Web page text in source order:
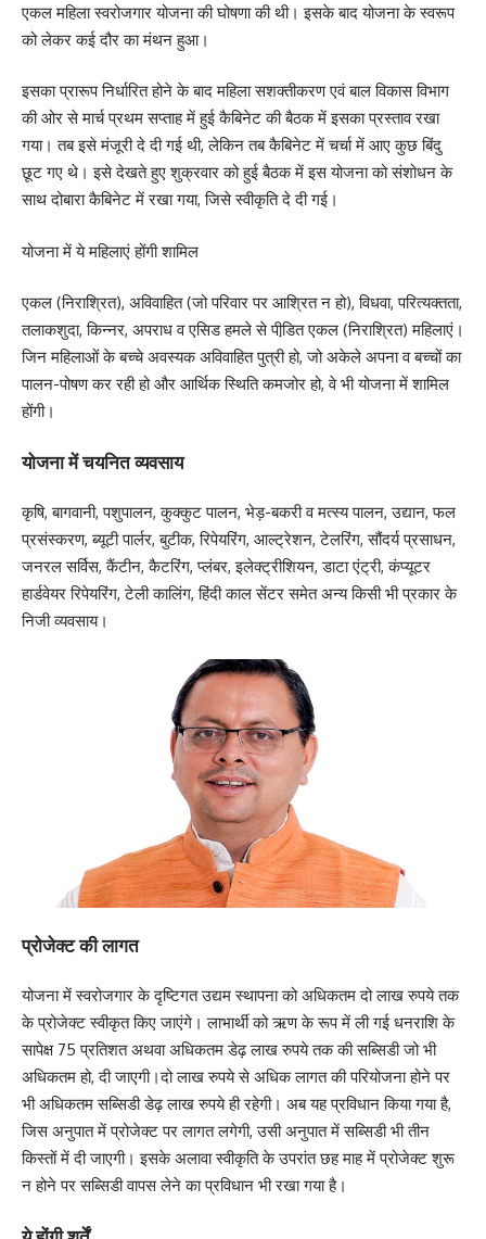
एकल महिला स्वरोजगार योजना की घोषणा की थी। इसके बाद योजना के स्वरूप
को लेकर कई दौर का मंथन हुआ।
इसका प्रारूप निर्धारित होने के बाद महिला सशक्तीकरण एवं बाल विकास विभाग
की ओर से मार्च प्रथम सप्ताह में हुई कैबिनेट की बैठक में इसका प्रस्ताव रखा
गया। तब इसे मंजूरी दे दी गई थी, लेकिन तब कैबिनेट में चर्चा में आए कुछ बिंदु
छूट गए थे। इसे देखते हुए शुक्रवार को हुई बैठक में इस योजना को संशोधन के
साथ दोबारा कैबिनेट में रखा गया, जिसे स्वीकृति दे दी गई।
योजना में ये महिलाएं होंगी शामिल
एकल (निराश्रित), अविवाहित (जो परिवार पर आश्रित न हो), विधवा, परित्यक्तता,
तलाकशुदा, किन्नर, अपराध व एसिड हमले से पीडि़त एकल (निराश्रित) महिलाएं।
जिन महिलाओं के बच्चे अवस्यक अविवाहित पुत्री हो, जो अकेले अपना व बच्चों का
पालन-पोषण कर रही हो और आर्थिक स्थिति कमजोर हो, वे भी योजना में शामिल
होंगी।
योजना में चयनित व्यवसाय
कृषि, बागवानी, पशुपालन, कुक्कुट पालन, भेड़-बकरी व मत्स्य पालन, उद्यान, फल
प्रसंस्करण, ब्यूटी पार्लर, बुटीक, रिपेयरिंग, आल्ट्रेशन, टेलरिंग, सौंदर्य प्रसाधन,
जनरल सर्विस, कैंटीन, कैटरिंग, प्लंबर, इलेक्ट्रीशियन, डाटा एंट्री, कंप्यूटर
हार्डवेयर रिपेयरिंग, टेली कालिंग, हिंदी काल सेंटर समेत अन्य किसी भी प्रकार के
निजी व्यवसाय।
प्रोजेक्ट की लागत
योजना में स्वरोजगार के दृष्टिगत उद्यम स्थापना को अधिकतम दो लाख रुपये तक
के प्रोजेक्ट स्वीकृत किए जाएंगे। लाभार्थी को ऋण के रूप में ली गई धनराशि के
सापेक्ष 75 प्रतिशत अथवा अधिकतम डेढ़ लाख रुपये तक की सब्सिडी जो भी
अधिकतम हो, दी जाएगी।दो लाख रुपये से अधिक लागत की परियोजना होने पर
भी अधिकतम सब्सिडी डेढ़ लाख रुपये ही रहेगी। अब यह प्रविधान किया गया है,
जिस अनुपात में प्रोजेक्ट पर लागत लगेगी, उसी अनुपात में सब्सिडी भी तीन
किस्तों में दी जाएगी। इसके अलावा स्वीकृति के उपरांत छह माह में प्रोजेक्ट शुरू
न होने पर सब्सिडी वापस लेने का प्रविधान भी रखा गया है।